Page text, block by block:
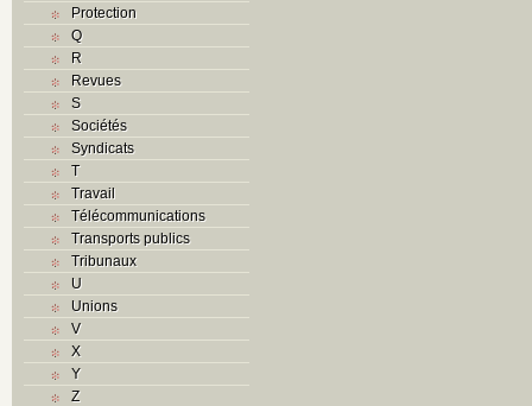
Protection
Q
R
Revues
S
Sociétés
Syndicats
T
Travail
Télécommunications
Transports publics
Tribunaux
U
Unions
V
X
Y
Z